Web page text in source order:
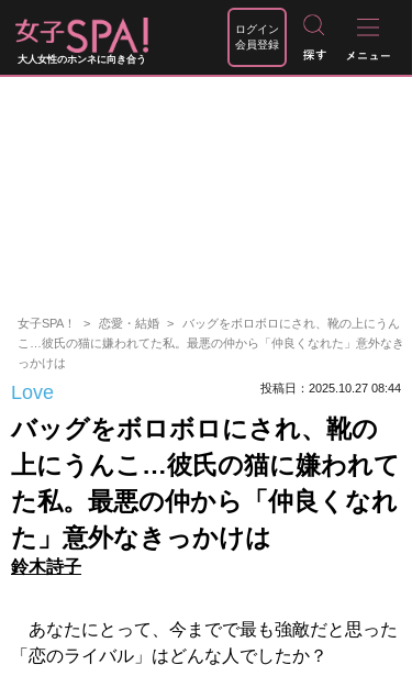
大人女性のホンネに向き合う
ログイン
会員登録
女子SPA！ 恋愛・結婚
バッグをボロボロにされ、靴の上にうん
こ…彼氏の猫に嫌われてた私。最悪の仲から「仲良くなれた」意外なき
っかけは
Love 投稿日：2025.10.27 08:44
バッグをボロボロにされ、靴の
上にうんこ…彼氏の猫に嫌われて
た私。最悪の仲から「仲良くなれ
た」意外なきっかけは
鈴木詩子
あなたにとって、今までで最も強敵だと思った
「恋のライバル」はどんな人でしたか？